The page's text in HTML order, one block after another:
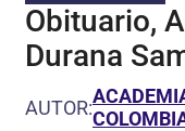
Obituario,
Durana
AUTOR: